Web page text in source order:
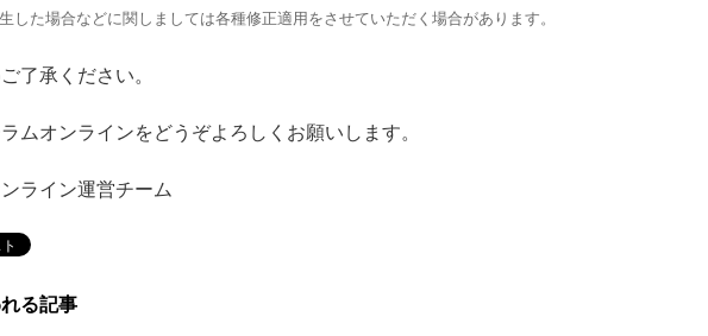
した場合などに関しましては各種修正適用をさせていただく場合があります。
了承ください。
ムオンラインをどうぞよろしくお願いします。
ライン運営チーム
る記事